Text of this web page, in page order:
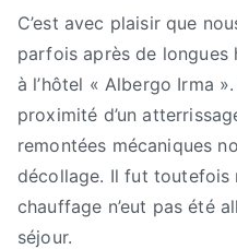
C’est avec plaisir que
parfois après de longues
à l’hôtel « Albergo Irma
proximité d’un
remontées mécaniques
décollage. Il fut toutefois
chauffage n’eut pas été
séjour.